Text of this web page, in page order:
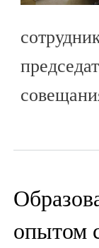
опытом